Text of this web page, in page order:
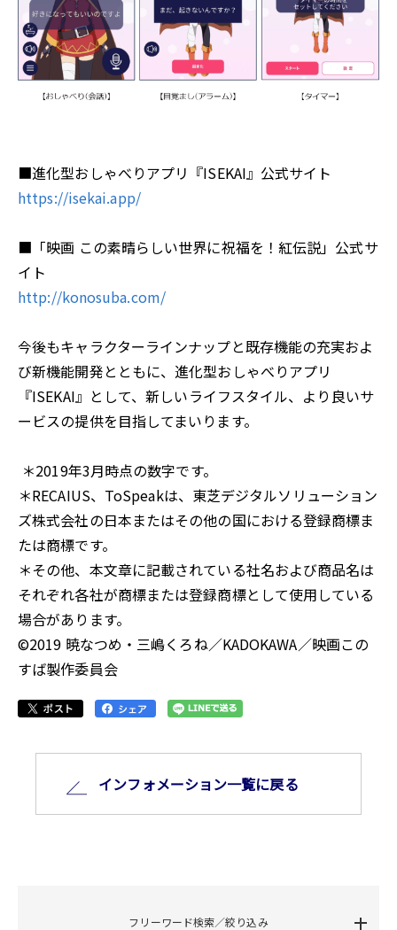
■進化型おしゃべりアプリ『ISEKAI』公式サイト
https://isekai.app/
■「映画 この素晴らしい世界に祝福を！紅伝説」公式サ
イト
http://konosuba.com/
今後もキャラクターラインナップと既存機能の充実およ
び新機能開発とともに、進化型おしゃべりアプリ
『ISEKAI』として、新しいライフスタイル、より良いサ
ービスの提供を目指してまいります。
＊2019年3月時点の数字です。
＊RECAIUS、ToSpeakは、東芝デジタルソリューション
ズ株式会社の日本またはその他の国における登録商標ま
たは商標です。
＊その他、本文章に記載されている社名および商品名は
それぞれ各社が商標または登録商標として使用している
場合があります。
©2019 暁なつめ・三嶋くろね／KADOKAWA／映画この
すば製作委員会
インフォメーション⼀覧に戻る
フリーワード検索／絞り込み